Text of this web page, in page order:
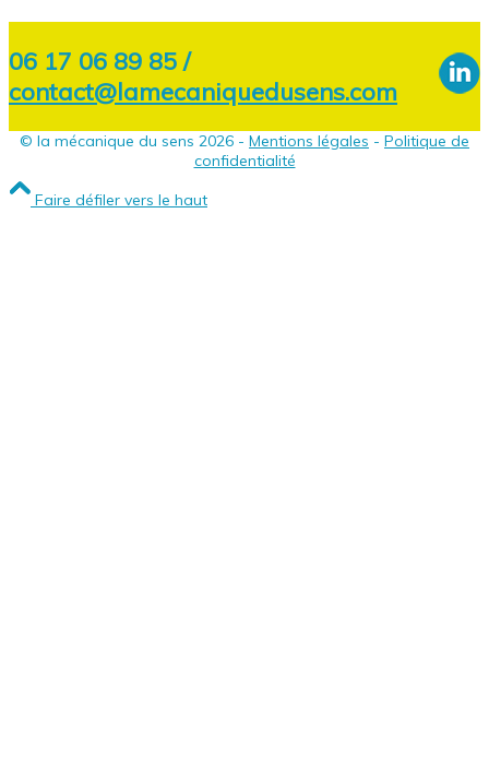
06 17 06 89 85 /
contact@lamecaniquedusens.com
© la mécanique du sens 2026 - Mentions légales - Politique de
confidentialité
Faire défiler vers le haut